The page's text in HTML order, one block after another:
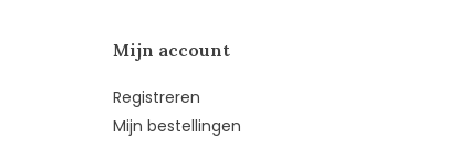
Mijn account
Registreren
Mijn bestellingen